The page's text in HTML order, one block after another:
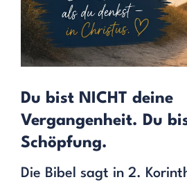
Du bist NICHT deine
Vergangenheit. Du
Schöpfung.
Die Bibel sagt in 2.